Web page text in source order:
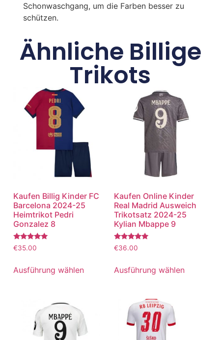
Schonwaschgang, um die Farben besser zu
schützen.
Ähnliche Billige
Trikots
Kaufen Billig Kinder FC
Barcelona 2024-25
Heimtrikot Pedri
Gonzalez 8
Bewertet
mit
€35.00
Ausführung wählen
Kaufen Online Kinder
Real Madrid Ausweich
Trikotsatz 2024-25
Kylian Mbappe 9
Bewertet
mit
€36.00
Ausführung wählen